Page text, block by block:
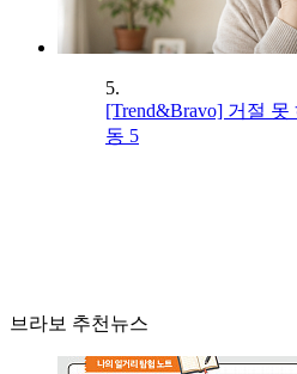
5.
[Trend&Bravo] 거절
동 5
브라보 추천뉴스